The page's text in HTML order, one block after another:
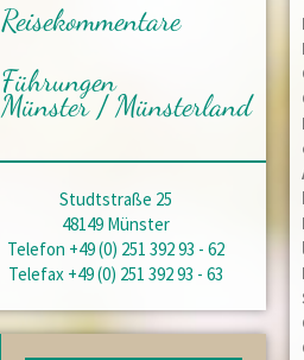
Reisekommentare
Führungen
Münster / Münsterland
Studtstraße 25
48149 Münster
Telefon +49 (0) 251 392 93 - 62
Telefax +49 (0) 251 392 93 - 63